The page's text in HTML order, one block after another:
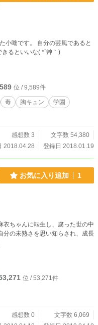
小咄です。 自分の芸風であると
るといいな( *´艸｀)
位 / 9,589件
毒 胸キュン
学園
感想数 3
文字数 54,380
2018.04.28
登録日 2018.01.19
お気に入り追加 1
衣ちゃんに転生し、腐った世の中
分の未熟さを思い知らされ、成長
位 / 53,271件
感想数 0
文字数 6,069